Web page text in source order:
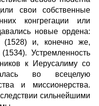
свои собственные
конгрегации или
новые ордена:
(1528) и, конечно же,
Устремленность
к Иерусалиму со
во всецелую
и миссионерства.
сильнейшими